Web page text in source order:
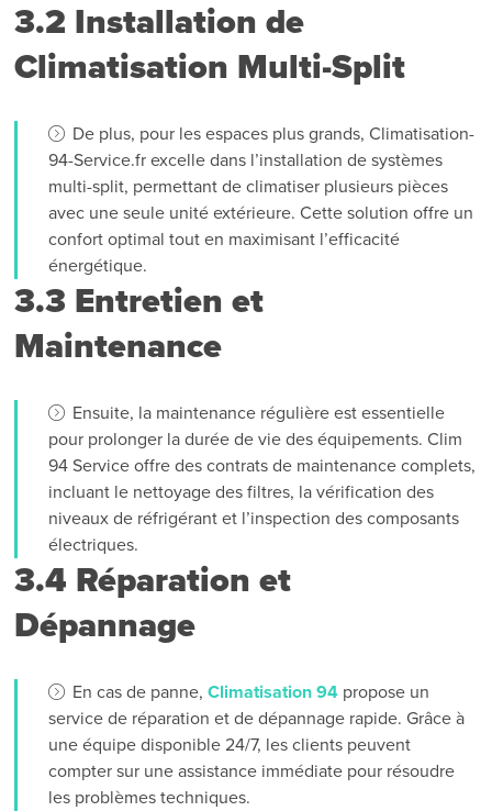
3.2 Installation de
Climatisation Multi-Split
De plus, pour les espaces plus grands, Climatisation-
94-Service.fr excelle dans l’installation de systèmes
multi-split, permettant de climatiser plusieurs pièces
avec une seule unité extérieure. Cette solution offre un
confort optimal tout en maximisant l’efficacité
énergétique.
3.3 Entretien et
Maintenance
Ensuite, la maintenance régulière est essentielle
pour prolonger la durée de vie des équipements. Clim
94 Service offre des contrats de maintenance complets,
incluant le nettoyage des filtres, la vérification des
niveaux de réfrigérant et l’inspection des composants
électriques.
3.4 Réparation et
Dépannage
En cas de panne,Climatisation 94 propose un
service de réparation et de dépannage rapide. Grâce à
une équipe disponible 24/7, les clients peuvent
compter sur une assistance immédiate pour résoudre
les problèmes techniques.